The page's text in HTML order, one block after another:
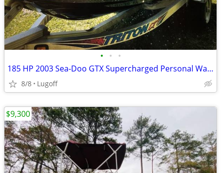
• • •
185 HP 2003 Sea-Doo GTX Supercharged Personal Watercraft
8/8 Lugoff
$9,300